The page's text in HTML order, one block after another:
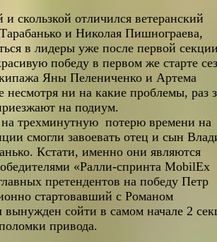
скользкой отличился ветеранский
и Николая Пишнограева,
в лидеры уже после первой
победу в первом же старте
Яны Пелениченко и Артема
несмотря ни на какие проблемы, раз
на подиум.
на трехминутную потерю времени на
смогли завоевать отец и сын
Кстати, именно они являются
«Ралли-спринта MobilEx
претендентов на победу Петр
стартовавший с Романом
сойти в самом начале 2
привода.